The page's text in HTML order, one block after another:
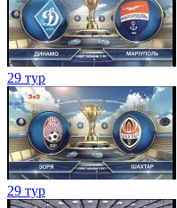
29 тур
29 тур